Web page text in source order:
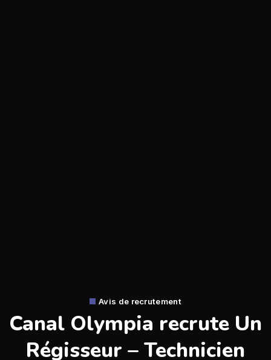
Avis de recrutement
Canal Olympia recrute Un
Régisseur – Technicien